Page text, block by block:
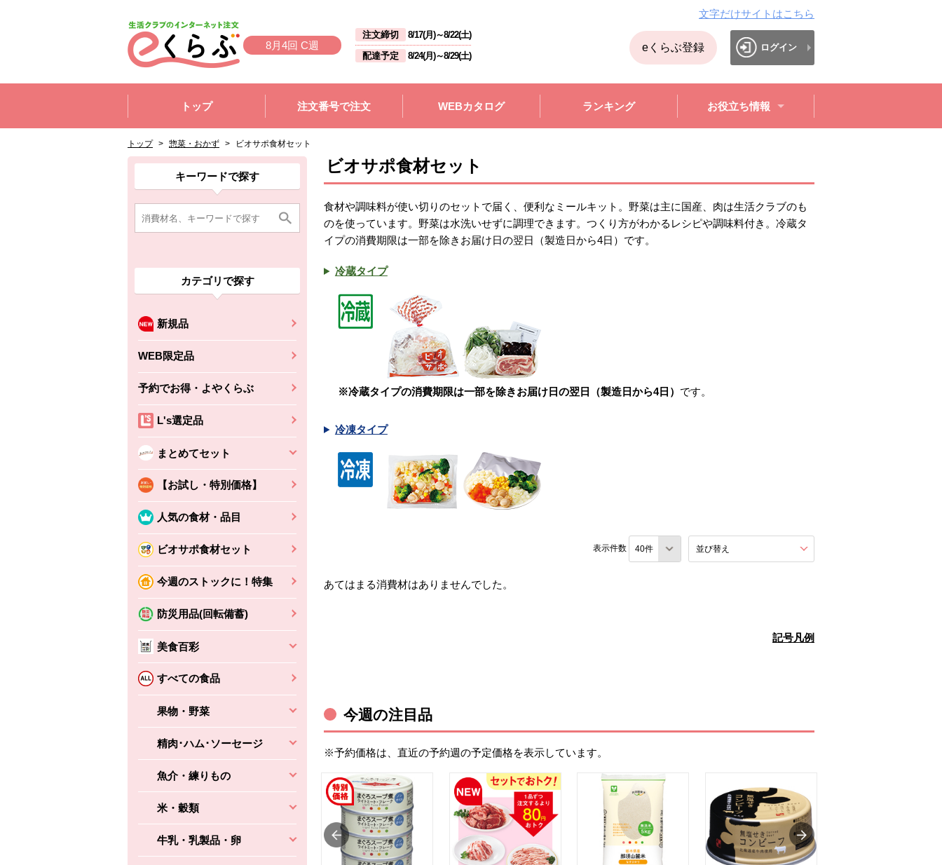
8月4回 C週
注文締切 8/17(月)～8/22(土)
配達予定
8/24(月)～8/29(土)
文字だけサイトはこちら
eくらぶ登録 ログイン
トップ
注文番号で注文 WEBカタログ ランキング お役立ち情報
トップ > 惣菜・おかず > ビオサポ食材セット
ここから消費材検索メニューです。
キーワードで探す
カテゴリで探す
新規品
WEB限定品
予約でお得・よやくらぶ
L's選定品
まとめてセット
【お試し・特別価格】
人気の食材・品目
ビオサポ食材セット
今週のストックに！特集
防災用品(回転備蓄)
美食百彩
すべての食品
果物・野菜
精肉･ハム･ソーセージ
魚介・練りもの
米・穀類
牛乳・乳製品・卵
消費材検索メニューここまで。
ここから本文です。
ここから組合員向けメニューです。
組合員向けメニューここまで。
ここから本文です。 ビオサポ食材セット
食材や調味料が使い切りのセットで届く、便利なミールキット。野菜は主に国産、肉は生活クラブのも
のを使っています。野菜は水洗いせずに調理できます。つくり方がわかるレシピや調味料付き。冷蔵タ
イプの消費期限は一部を除きお届け日の翌日（製造日から4日）です。
冷蔵タイプ
※冷蔵タイプの消費期限は一部を除きお届け日の翌日（製造日から4日） です。
冷凍タイプ
表示件数 並び替え
あてはまる消費材はありませんでした。
記号凡例
今週の注目品
※予約価格は、直近の予約週の予定価格を表示しています。